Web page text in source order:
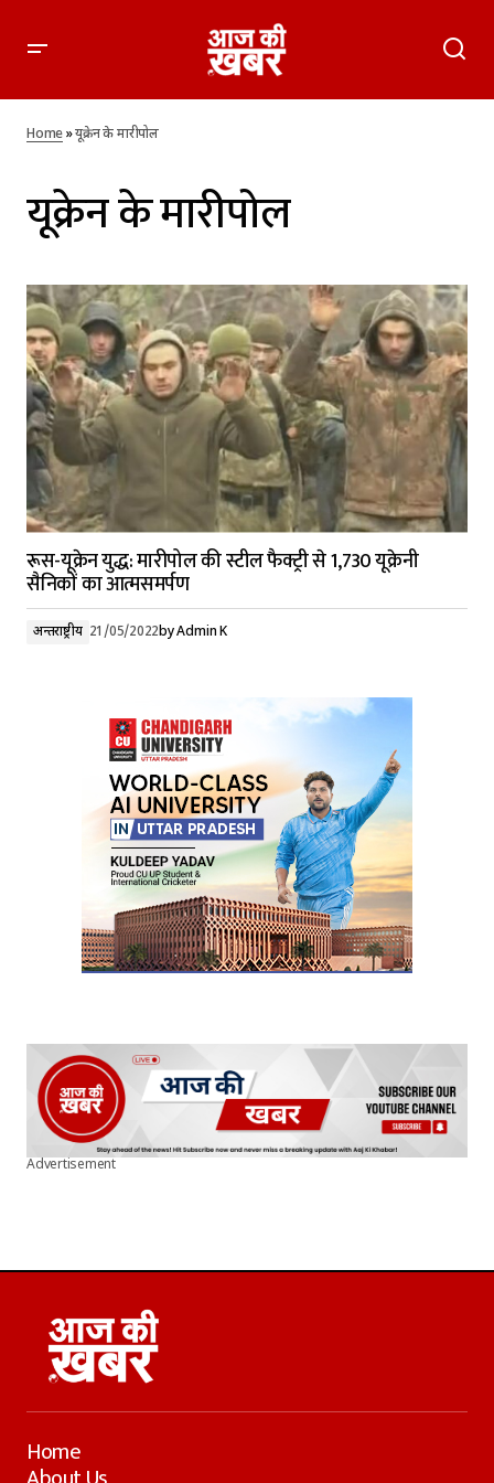
Home»यूक्रेन के मारीपोल
यूक्रेन के मारीपोल
रूस-यूक्रेन युद्ध: मारीपोल की स्टील फैक्ट्री से 1,730 यूक्रेनी
सैनिकों का आत्मसमर्पण
अन्तर्राष्ट्रीय 21/05/2022byAdmin K
Advertisement
Home